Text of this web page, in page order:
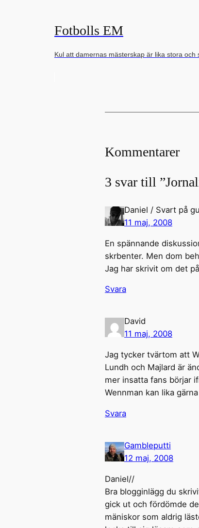
Fotbolls EM
Kul att damernas mästerskap är lika stora
Kommentarer
3 svar till
Daniel / Svart på
11 maj, 2008
En spännande
skrbenter. Men dom
Jag har skrivit om det
Svara
David
11 maj, 2008
Jag tycker tvärtom att
Lundh och Majlard är
mer insatta fans börjar
Wennman kan lika
Svara
Gambleputti
12 maj, 2008
Daniel//
Bra blogginlägg du
gick ut och fördömde
mäniskor som aldrig